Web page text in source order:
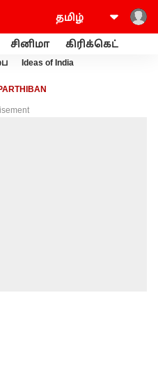
சினிமா கிரிக்கெட்
Ideas of India